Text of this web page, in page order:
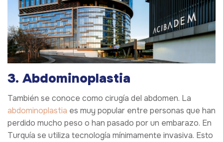
3. Abdominoplastia
También se conoce como cirugía del abdomen. La
abdominoplastia es muy popular entre personas que han
perdido mucho peso o han pasado por un embarazo. En
Turquía se utiliza tecnología mínimamente invasiva. Esto